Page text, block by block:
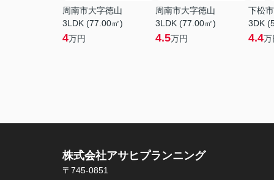
周南市大字徳山
3LDK (77.00㎡)
4万円
周南市大字徳山
3LDK (77.00㎡)
4.5万円
下松
3DK
4.4万
株式会社アサヒプランニング
〒745-0851